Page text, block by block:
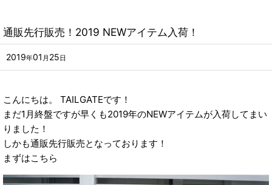
通販先行販売！2019 NEWアイテム入荷！
2019年01 月 25 日
こんにちは。 TAILGATEです！
まだ1月終盤ですが早くも2019年のNEWアイテムが入荷してまい
りました！
しかも通販先行販売となっております！
まずはこちら